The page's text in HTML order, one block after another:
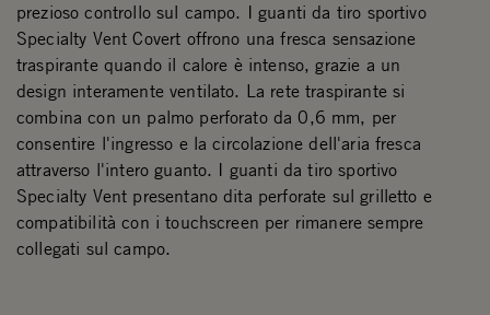
prezioso controllo sul campo. I guanti da tiro sportivo
Specialty Vent Covert offrono una fresca sensazione
traspirante quando il calore è intenso, grazie a un
design interamente ventilato. La rete traspirante si
combina con un palmo perforato da 0,6 mm, per
consentire l'ingresso e la circolazione dell'aria fresca
attraverso l'intero guanto. I guanti da tiro sportivo
Specialty Vent presentano dita perforate sul grilletto e
compatibilità con i touchscreen per rimanere sempre
collegati sul campo.